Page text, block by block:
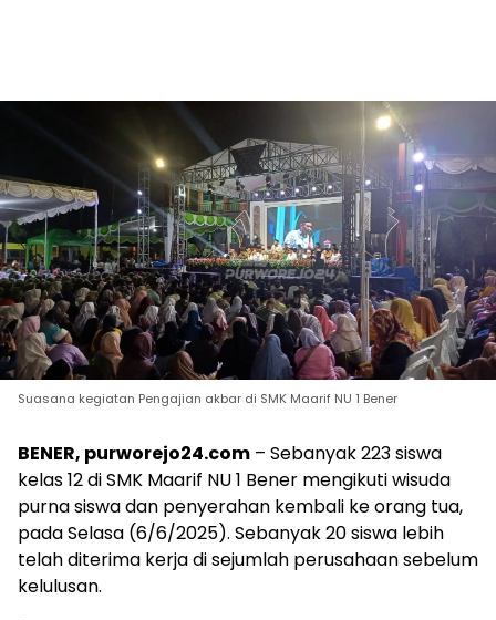
Suasana kegiatan Pengajian akbar di SMK Maarif NU 1 Bener
BENER, purworejo24.com – Sebanyak 223 siswa
kelas 12 di SMK Maarif NU 1 Bener mengikuti wisuda
purna siswa dan penyerahan kembali ke orang tua,
pada Selasa (6/6/2025). Sebanyak 20 siswa lebih
telah diterima kerja di sejumlah perusahaan sebelum
kelulusan.